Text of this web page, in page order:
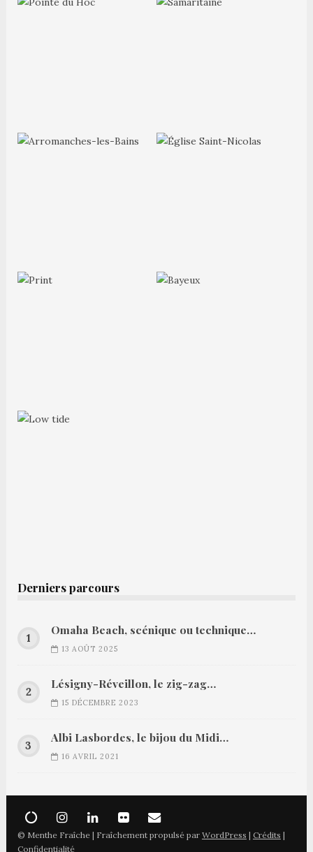
Derniers parcours
Omaha Beach, scénique ou technique…
13 AOÛT 2025
Lésigny-Réveillon, le zig-zag…
15 DÉCEMBRE 2023
Albi Lasbordes, le bijou du Midi…
16 AVRIL 2021
© Menthe Fraîche | Fraîchement propulsé par WordPress | Crédits |
Confidentialité